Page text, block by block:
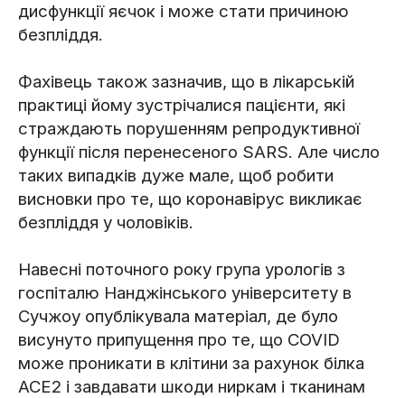
дисфункції яєчок і може стати причиною
безпліддя.
Фахівець також зазначив, що в лікарській
практиці йому зустрічалися пацієнти, які
страждають порушенням репродуктивної
функції після перенесеного SARS. Але число
таких випадків дуже мале, щоб робити
висновки про те, що коронавірус викликає
безпліддя у чоловіків.
Навесні поточного року група урологів з
госпіталю Нанджінського університету в
Сучжоу опублікувала матеріал, де було
висунуто припущення про те, що COVID
може проникати в клітини за рахунок білка
ACE2 і завдавати шкоди ниркам і тканинам